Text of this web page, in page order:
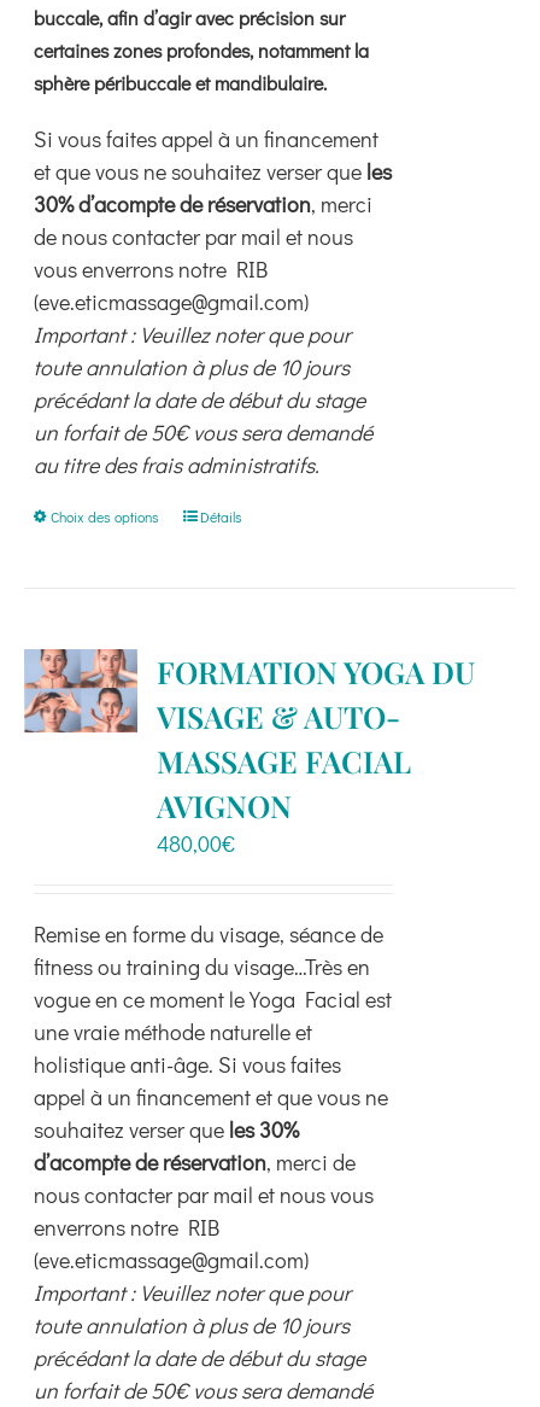
buccale, afin d’agir avec précision sur
certaines zones profondes, notamment la
sphère péribuccale et mandibulaire.
Si vous faites appel à un financement
et que vous ne souhaitez verser que les
30% d’acompte de réservation, merci
de nous contacter par mail et nous
vous enverrons notre RIB
(eve.eticmassage@gmail.com)
Important : Veuillez noter que pour
toute annulation à plus de 10 jours
précédant la date de début du stage
un forfait de 50€ vous sera demandé
au titre des frais administratifs.
Choix des options
Ce
Les
options
peuvent
être
choisies
sur
du
produit
Détails
FORMATION YOGA DU
VISAGE & AUTO-
MASSAGE FACIAL
AVIGNON
480,00€
Remise en forme du visage, séance de
fitness ou training du visage…Très en
vogue en ce moment le Yoga Facial est
une vraie méthode naturelle et
holistique anti-âge. Si vous faites
appel à un financement et que vous ne
souhaitez verser que les 30%
d’acompte de réservation, merci de
nous contacter par mail et nous vous
enverrons notre RIB
(eve.eticmassage@gmail.com)
Important : Veuillez noter que pour
toute annulation à plus de 10 jours
précédant la date de début du stage
un forfait de 50€ vous sera demandé